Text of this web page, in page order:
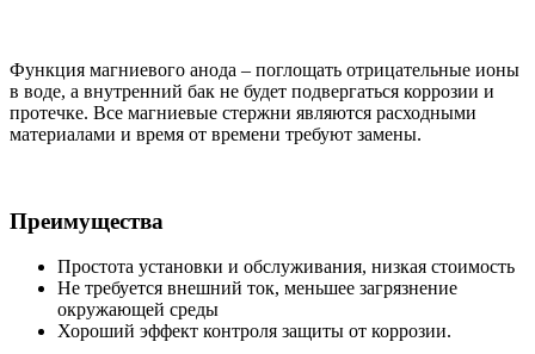
Функция магниевого анода – поглощать отрицательные ионы
в воде, а внутренний бак не будет подвергаться коррозии и
протечке. Все магниевые стержни являются расходными
материалами и время от времени требуют замены.
Преимущества
Простота установки и обслуживания, низкая стоимость
Не требуется внешний ток, меньшее загрязнение
окружающей среды
Хороший эффект контроля защиты от коррозии.